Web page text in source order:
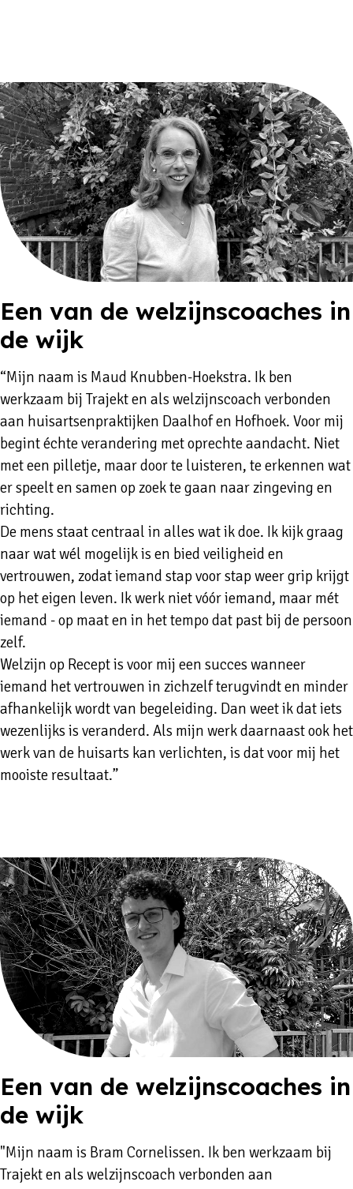
Een van de welzijnscoaches in
de wijk
“Mijn naam is Maud Knubben-Hoekstra. Ik ben
werkzaam bij Trajekt en als welzijnscoach verbonden
aan huisartsenpraktijken Daalhof en Hofhoek. Voor mij
begint échte verandering met oprechte aandacht. Niet
met een pilletje, maar door te luisteren, te erkennen wat
er speelt en samen op zoek te gaan naar zingeving en
richting.
De mens staat centraal in alles wat ik doe. Ik kijk graag
naar wat wél mogelijk is en bied veiligheid en
vertrouwen, zodat iemand stap voor stap weer grip krijgt
op het eigen leven. Ik werk niet vóór iemand, maar mét
iemand - op maat en in het tempo dat past bij de persoon
zelf.
Welzijn op Recept is voor mij een succes wanneer
iemand het vertrouwen in zichzelf terugvindt en minder
afhankelijk wordt van begeleiding. Dan weet ik dat iets
wezenlijks is veranderd. Als mijn werk daarnaast ook het
werk van de huisarts kan verlichten, is dat voor mij het
mooiste resultaat.”
Een van de welzijnscoaches in
de wijk
"Mijn naam is Bram Cornelissen. Ik ben werkzaam bij
Trajekt en als welzijnscoach verbonden aan